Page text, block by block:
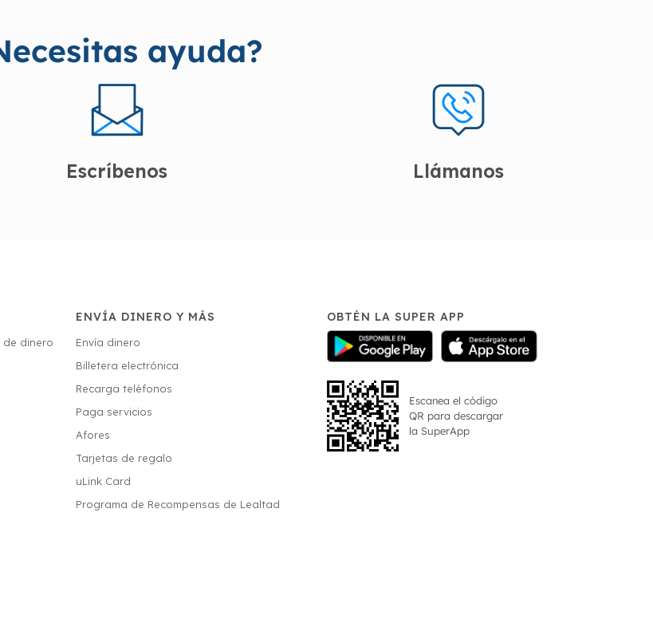
ayuda?
Escríbenos Llámanos
de dinero
ENVÍA DINERO Y MÁS
Envía dinero
Billetera electrónica
Recarga teléfonos
Paga servicios
Afores
Tarjetas de regalo
uLink Card
Programa de Recompensas de Lealtad
OBTÉN LA SUPER APP
Escanea el código
QR para descargar
la SuperApp